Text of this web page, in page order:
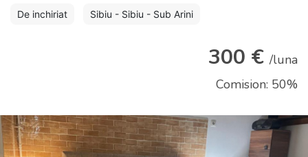
De inchiriat Sibiu - Sibiu - Sub Arini
300 €/luna
Comision: 50%